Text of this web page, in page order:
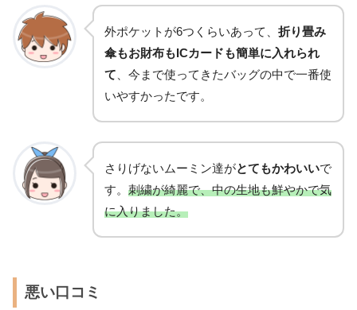
外ポケットが6つくらいあって、 折り畳み
傘もお財布もICカードも簡単に入れられ
て、今まで使ってきたバッグの中で一番使
いやすかったです。
さりげないムーミン達がとてもかわいいで
す。 刺繍が綺麗で、中の生地も鮮やかで気
に入りました。
悪い口コミ